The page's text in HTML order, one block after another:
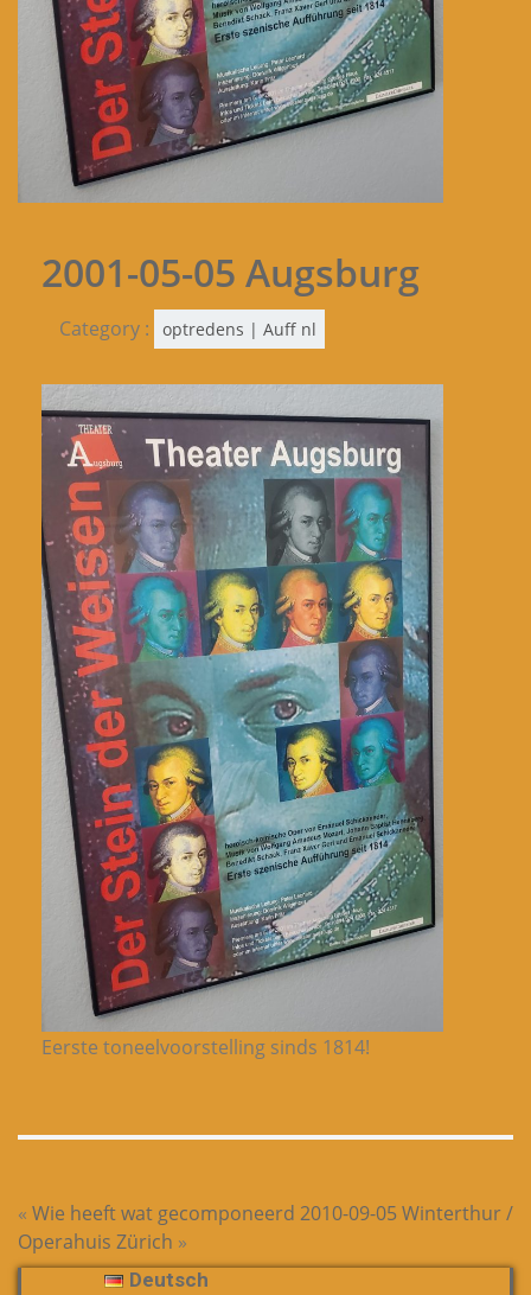
2001-05-05 Augsburg
Category : optredens | Auff nl
Eerste toneelvoorstelling sinds 1814!
« Wie heeft wat gecomponeerd 2010-09-05 Winterthur /
Operahuis Zürich »
Deutsch